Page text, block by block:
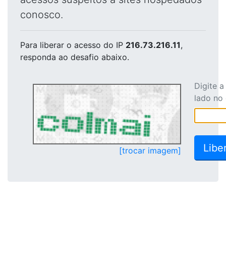
conosco.
Para liberar o acesso do IP 216.73.216.11,
responda ao desafio abaixo.
[trocar imagem]
Digite
lado no